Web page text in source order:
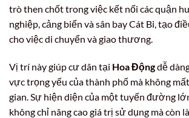
trò then chốt trong việc kết nối các quận
nghiệp, cảng biển và sân bay Cát Bi, tạo
cho việc di chuyển và giao thương.
Vị trí này giúp cư dân tại Hoa Độngdễ
vực trọng yếu của thành phố mà không
gian. Sự hiện diện của một tuyến đường
không chỉ nâng cao giá trị sử dụng mà còn